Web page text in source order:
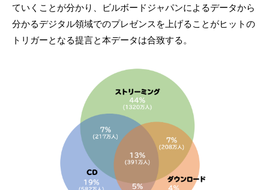
ていくことが分かり、ビルボードジャパンによるデータから
分かるデジタル領域でのプレゼンスを上げることがヒットの
トリガーとなる提言と本データは合致する。